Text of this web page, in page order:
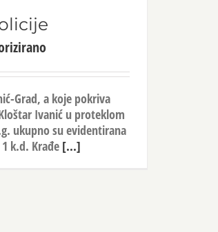
Grad, a koje pokriva
Ivanić u proteklom
ukupno su evidentirana
k.d. Krađe [...]